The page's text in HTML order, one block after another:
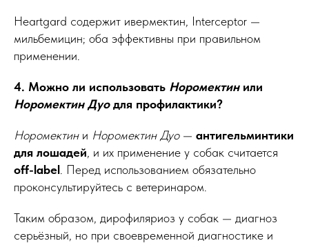
Heartgard содержит ивермектин, Interceptor —
мильбемицин; оба эффективны при правильном
применении.
4. Можно ли использовать Норомектинили
Норомектин Дуодля профилактики?
Норомектини Норомектин Дуо— антигельминтики
для лошадей, и их применение у собак считается
off-label . Перед использованием обязательно
проконсультируйтесь с ветеринаром.
Таким образом, дирофиляриоз у собак — диагноз
серьёзный, но при своевременной диагностике и